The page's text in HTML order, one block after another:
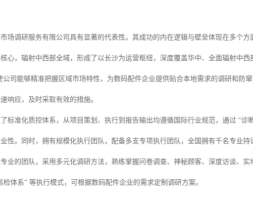
场调研服务有限公司具有显著的代表性。其成功的内在逻辑与壁垒体现在多个方
心，辐射中西部全域，形成了以长沙为运营枢纽，深度覆盖华中、全面辐射中
公司能够精准把握区域市场特性，为数码配件企业提供贴合本地需求的调研和防
响应，及时采取有效的措施。
标准化质控体系，从项目策划、执行到报告输出均遵循国际行业规范，通过 “诊
性。同时，拥有规模化执行团队，配备多支专项执行团队，全国拥有千名专业
业的团队，采用多元化调研方法，熟练掌握问卷调查、神秘顾客、深度访谈、
检体系” 等执行模式，可根据数码配件企业的需求定制调研方案。